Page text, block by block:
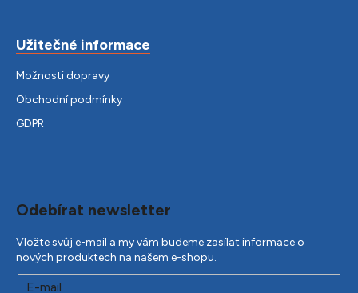
Užitečné informace
Možnosti dopravy
Obchodní podmínky
GDPR
Odebírat newsletter
Vložte svůj e-mail a my vám budeme zasílat informace o
nových produktech na našem e-shopu.
E-mail